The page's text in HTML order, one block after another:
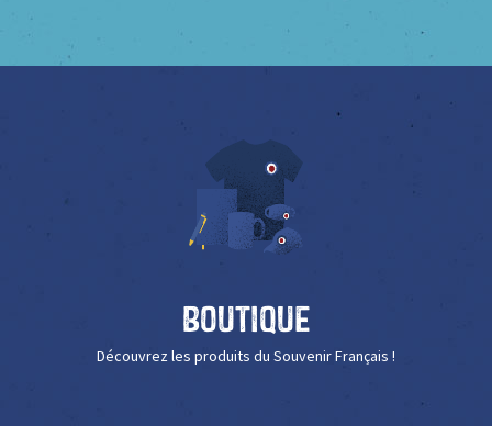
Boutique
Découvrez les produits du Souvenir Français !